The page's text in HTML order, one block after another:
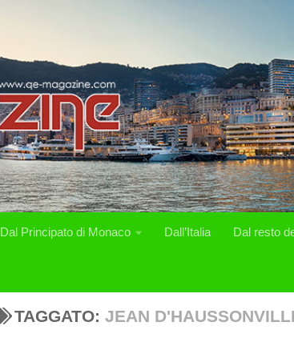
Dal Principato di Monaco Dall’Italia Dal resto
TAGGATO: JEAN